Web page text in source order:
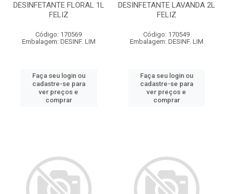
DESINFETANTE FLORAL 1L
FELIZ
Código: 170569
Embalagem: DESINF. LIM
Faça seu login ou
cadastre-se para
ver preços e
comprar
DESINFETANTE LAVANDA 2L
FELIZ
Código: 170549
Embalagem: DESINF. LIM
Faça seu login ou
cadastre-se para
ver preços e
comprar